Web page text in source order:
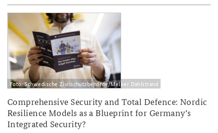
ap4-
Foto: Schwedische Zivilschutzbehörde/Melker Dahlstrand
Comprehensive Security and Total Defence: Nordic
Resilience Models as a Blueprint for Germany’s
Integrated Security?